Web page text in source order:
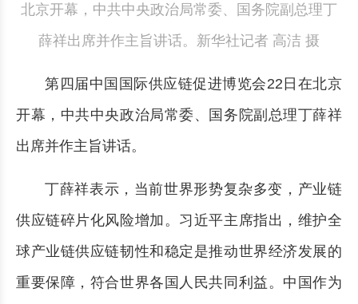
北京开幕，中共中央政治局常委、国务院副总理丁
薛祥出席并作主旨讲话。新华社记者 高洁 摄
第四届中国国际供应链促进博览会22日在北京
开幕，中共中央政治局常委、国务院副总理丁薛祥
出席并作主旨讲话。
丁薛祥表示，当前世界形势复杂多变，产业链
供应链碎片化风险增加。习近平主席指出，维护全
球产业链供应链韧性和稳定是推动世界经济发展的
重要保障，符合世界各国人民共同利益。中国作为